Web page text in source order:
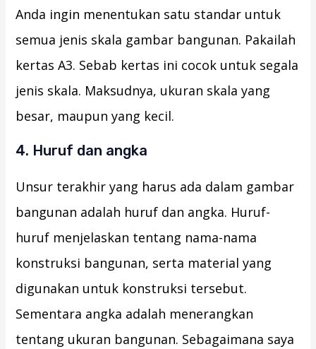
Anda ingin menentukan satu standar untuk
semua jenis skala gambar bangunan. Pakailah
kertas A3. Sebab kertas ini cocok untuk segala
jenis skala. Maksudnya, ukuran skala yang
besar, maupun yang kecil.
4. Huruf dan angka
Unsur terakhir yang harus ada dalam gambar
bangunan adalah huruf dan angka. Huruf-
huruf menjelaskan tentang nama-nama
konstruksi bangunan, serta material yang
digunakan untuk konstruksi tersebut.
Sementara angka adalah menerangkan
tentang ukuran bangunan. Sebagaimana saya